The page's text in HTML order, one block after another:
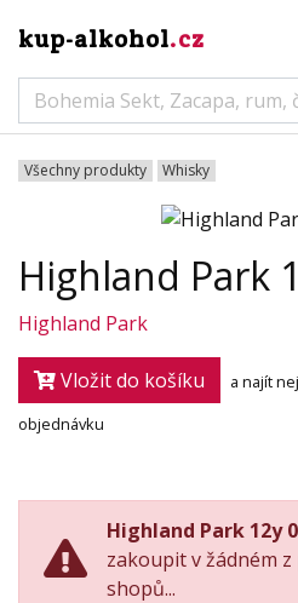
kup-alkohol.cz
Všechny produkty Whisky
Highland Park
Highland Park
Vložit do košíku
a najít
objednávku
Highland Park 12y
zakoupit v žádném
shopů...